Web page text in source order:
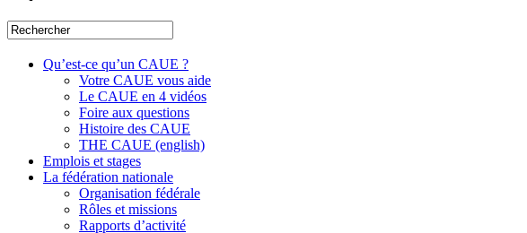
Qu’est-ce qu’un CAUE ?
Votre CAUE vous aide
Le CAUE en 4 vidéos
Foire aux questions
Histoire des CAUE
THE CAUE (english)
Emplois et stages
La fédération nationale
Organisation fédérale
Rôles et missions
Rapports d’activité